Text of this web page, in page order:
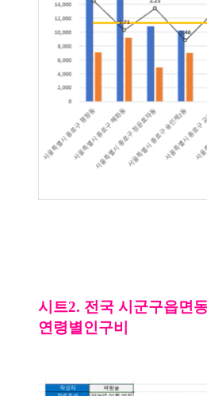
시트2. 전국 시군구읍면
연령별인구비